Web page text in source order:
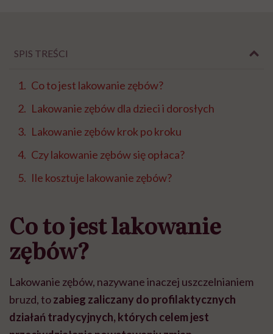
SPIS TREŚCI
Co to jest lakowanie zębów?
Lakowanie zębów dla dzieci i dorosłych
Lakowanie zębów krok po kroku
Czy lakowanie zębów się opłaca?
Ile kosztuje lakowanie zębów?
Co to jest lakowanie
zębów?
Lakowanie zębów, nazywane inaczej uszczelnianiem
bruzd, tozabieg zaliczany do profilaktycznych
działań tradycyjnych, których celem jest